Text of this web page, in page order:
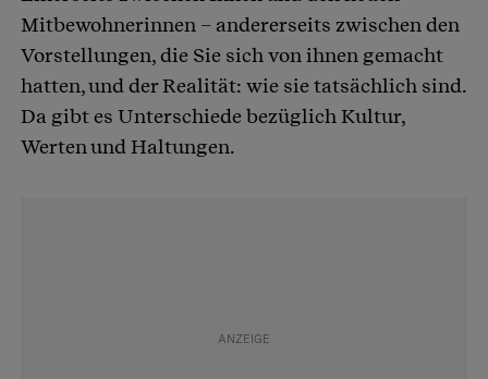
Mitbewohnerinnen – andererseits zwischen den
Vorstellungen, die Sie sich von ihnen gemacht
hatten, und der Realität: wie sie tatsächlich sind.
Da gibt es Unterschiede bezüglich Kultur,
Werten und Haltungen.